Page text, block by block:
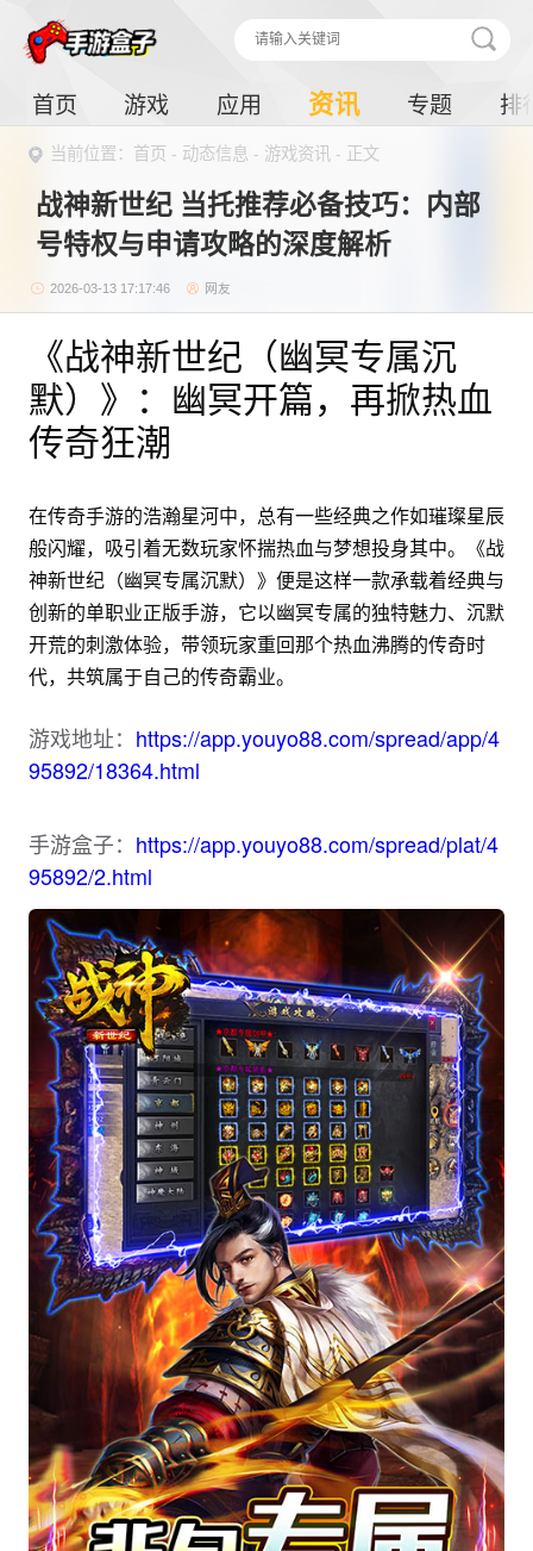
首页 游戏 应用 资讯 专题 排
当前位置： 首页 - 动态信息 - 游戏资讯 - 正文
战神新世纪 当托推荐必备技巧：内部
号特权与申请攻略的深度解析
2026-03-13 17:17:46 网友
《战神新世纪（幽冥专属沉
默）》：幽冥开篇，再掀热血
传奇狂潮
在传奇手游的浩瀚星河中，总有一些经典之作如璀璨星辰
般闪耀，吸引着无数玩家怀揣热血与梦想投身其中。《战
神新世纪（幽冥专属沉默）》便是这样一款承载着经典与
创新的单职业正版手游，它以幽冥专属的独特魅力、沉默
开荒的刺激体验，带领玩家重回那个热血沸腾的传奇时
代，共筑属于自己的传奇霸业。
游戏地址： https://app.youyo88.com/spread/app/4
95892/18364.html
手游盒子： https://app.youyo88.com/spread/plat/4
95892/2.html